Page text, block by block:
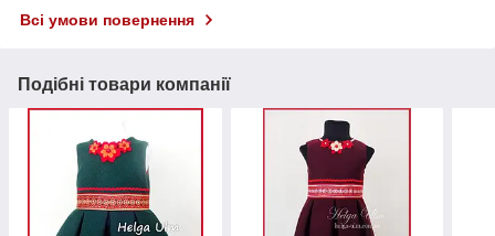
Всі умови повернення
Подібні товари компанії